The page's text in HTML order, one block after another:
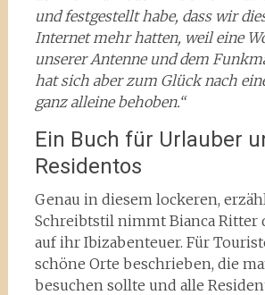
und festgestellt habe, dass wir
Internet mehr hatten, weil eine
unserer Antenne und dem
hat sich aber zum Glück nach
ganz alleine behoben.“
Ein Buch für Urlauber
Residentos
Genau in diesem lockeren,
Schreibtstil nimmt Bianca Ritter
auf ihr Ibizabenteuer. Für
schöne Orte beschrieben, die
besuchen sollte und alle